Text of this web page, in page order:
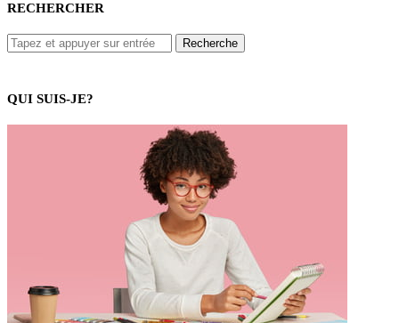
RECHERCHER
QUI SUIS-JE?